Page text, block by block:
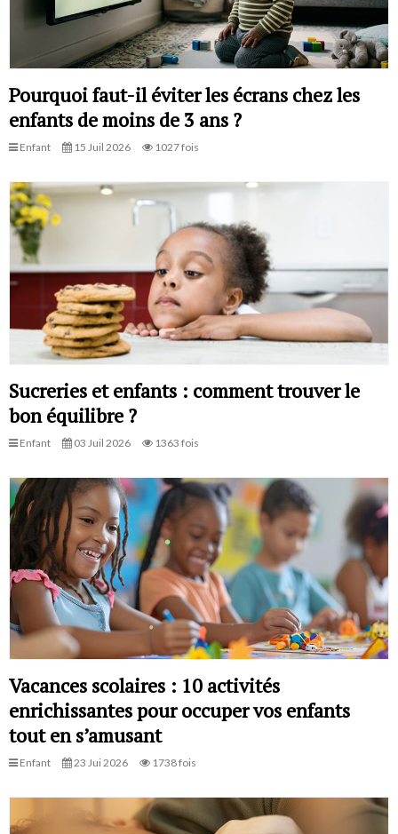
Pourquoi faut-il éviter les écrans chez les
enfants de moins de 3 ans ?
Enfant 15 Juil 2026 1027 fois
Sucreries et enfants : comment trouver le
bon équilibre ?
Enfant 03 Juil 2026 1363 fois
Vacances scolaires : 10 activités
enrichissantes pour occuper vos enfants
tout en s’amusant
Enfant 23 Jui 2026 1738 fois